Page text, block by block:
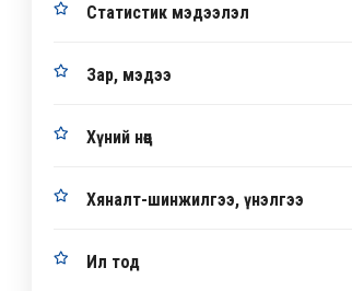
Статистик мэдээлэл
Зар, мэдээ
Хүний нөөц
Хяналт-шинжилгээ, үнэлгээ
Ил тод